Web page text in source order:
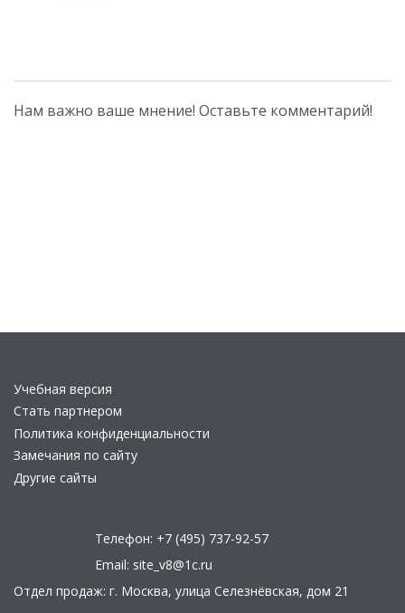
Нам важно ваше мнение! Оставьте комментарий!
Учебная версия
Стать партнером
Политика конфиденциальности
Замечания по сайту
Другие сайты
Телефон: +7 (495) 737-92-57
Email: site_v8@1c.ru
Отдел продаж: г. Москва, улица Селезнёвская, дом 21